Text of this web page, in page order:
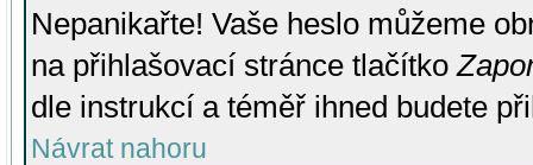
Nepanikařte! Vaše heslo můžeme
na přihlašovací stránce tlačítko
dle instrukcí a téměř ihned budete
Návrat nahoru